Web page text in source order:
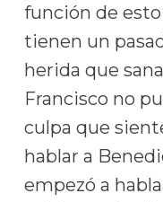
función de
tienen un
herida que
Francisco no
culpa que
hablar a
empezó a